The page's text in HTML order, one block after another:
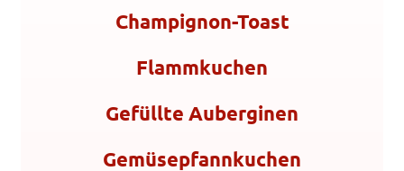
Champignon-Toast
Flammkuchen
Gefüllte Auberginen
Gemüsepfannkuchen